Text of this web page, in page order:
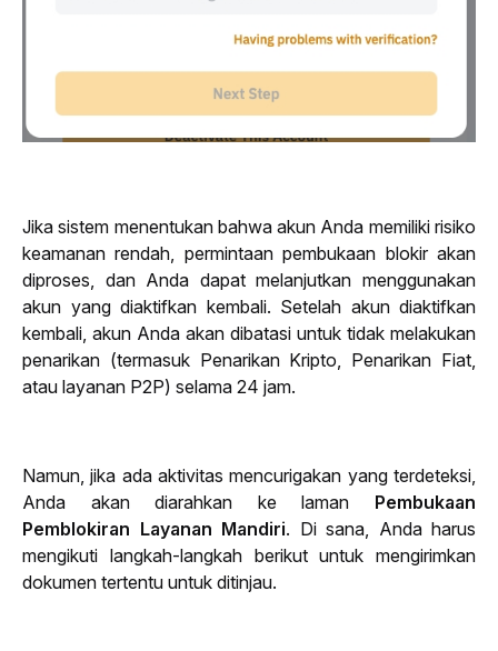
Jika sistem menentukan bahwa akun Anda memiliki risiko
keamanan rendah, permintaan pembukaan blokir akan
diproses, dan Anda dapat melanjutkan menggunakan
akun yang diaktifkan kembali. Setelah akun diaktifkan
kembali, akun Anda akan dibatasi untuk tidak melakukan
penarikan (termasuk Penarikan Kripto, Penarikan Fiat,
atau layanan P2P) selama 24 jam.
Namun, jika ada aktivitas mencurigakan yang terdeteksi,
Anda akan diarahkan ke laman Pembukaan
Pemblokiran Layanan Mandiri. Di sana, Anda harus
mengikuti langkah-langkah berikut untuk mengirimkan
dokumen tertentu untuk ditinjau.